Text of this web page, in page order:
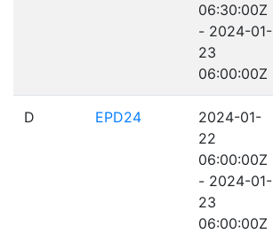
06:30:00Z
- 2024-01-
23
06:00:00Z
D EPD24
2024-01-
22
06:00:00Z
- 2024-01-
23
06:00:00Z